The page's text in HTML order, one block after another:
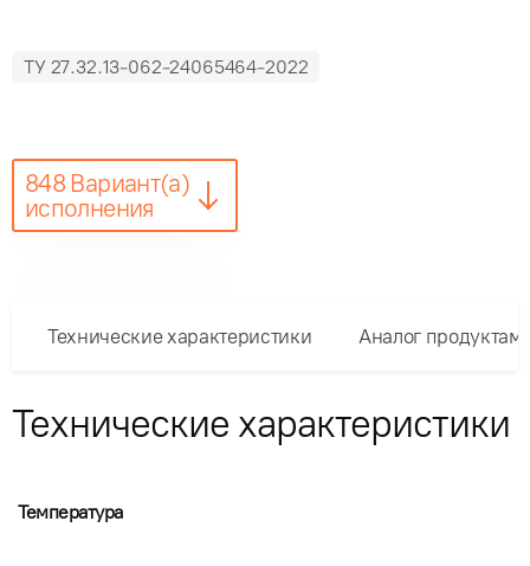
ТУ 27.32.13-062-24065464-2022
848 Вариант(а)
исполнения
Технические характеристики Аналог
Технические характеристики
Температура